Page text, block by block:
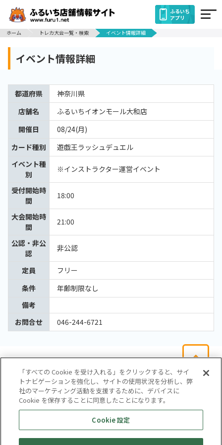
ふるいち
アプリ
ホーム
トレカ大会一覧・検索 イベント情報詳細
イベント情報詳細
都道府県
神奈川県
店舗名
ふるいちイオンモール大和店
開催日
08/24(月)
カード種別
遊戯王ラッシュデュエル
イベント種
別
※インストラクター運営イベント
受付開始時
間
18:00
大会開始時
間
21:00
公認・非公
認
非公認
定員
フリー
条件
年齢制限なし
備考
お問合せ
046-244-6721
会社概要
サイトマップ
お問い合わせ
個人情報保護方針
株式会社テイツー
「すべての Cookie を受け入れる」をクリックすると、サイ
トナビゲーションを強化し、サイトの使用状況を分析し、弊
社のマーケティング活動を支援するために、デバイスに
Cookie を保存することに同意したことになります。
Cookie 設定